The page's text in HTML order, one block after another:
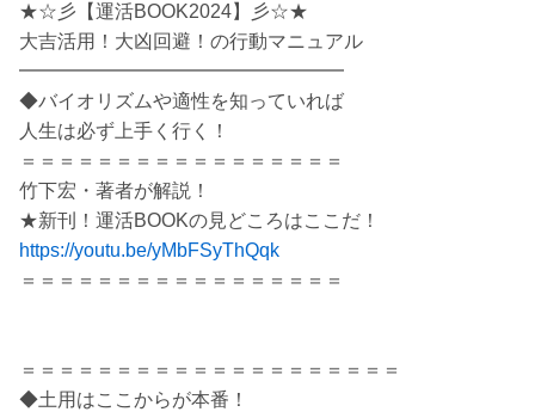
★☆彡【運活BOOK2024】彡☆★
大吉活用！大凶回避！の行動マニュアル
━━━━━━━━━━━━━━━━━
◆バイオリズムや適性を知っていれば
人生は必ず上手く行く！
＝＝＝＝＝＝＝＝＝＝＝＝＝＝＝＝＝
竹下宏・著者が解説！
★新刊！運活BOOKの見どころはここだ！
https://youtu.be/yMbFSyThQqk
＝＝＝＝＝＝＝＝＝＝＝＝＝＝＝＝＝
＝＝＝＝＝＝＝＝＝＝＝＝＝＝＝＝＝＝＝＝
◆土用はここからが本番！